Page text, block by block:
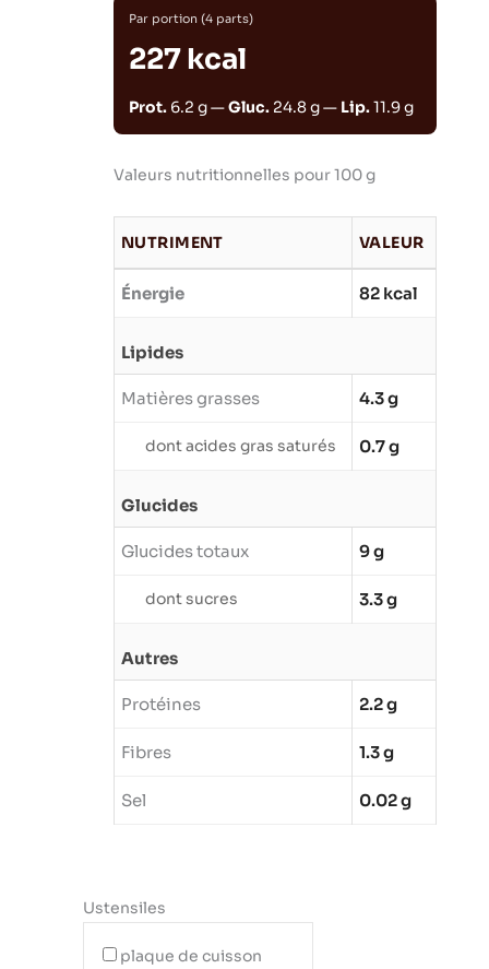
Par portion (4 parts)
227 kcal
Prot. 6.2 g —Gluc. 24.8 g — Lip.11.9 g
Valeurs nutritionnelles pour 100 g
NUTRIMENT VALEUR
Énergie 82 kcal
Lipides
Matières grasses 4.3 g
dont acides gras saturés 0.7 g
Glucides
Glucides totaux 9 g
dont sucres 3.3 g
Autres
Protéines 2.2 g
Fibres 1.3 g
Sel 0.02 g
Ustensiles
plaque de cuisson